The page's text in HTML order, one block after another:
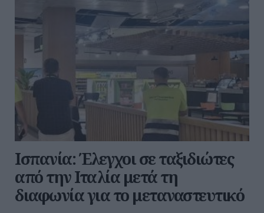
Ισπανία: Έλεγχοι σε ταξιδιώτες
από την Ιταλία μετά τη
διαφωνία για το μεταναστευτικό